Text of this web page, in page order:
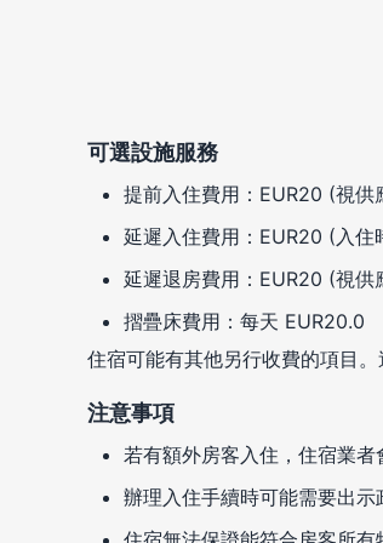
可選設施服務
提前入住費用：EUR20 (視供
延遲入住費用：EUR20 (入
延遲退房費用：EUR20 (視供
摺疊床費用：每天 EUR20.0
住宿可能有其他另行收費的項目
注意事項
若有額外房客入住，住宿業
辦理入住手續時可能需要出示